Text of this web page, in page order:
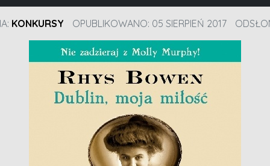
KONKURSY OPUBLIKOWANO: 05 SIERPIEŃ 2017